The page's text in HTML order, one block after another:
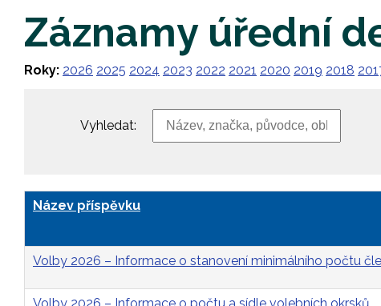
Záznamy úřední
Roky: 2026 2025 2024 2023 2022 2021 2020 2019 2018
Vyhledat:
Název příspěvku
Volby 2026 – Informace o stanovení minimálního počtu